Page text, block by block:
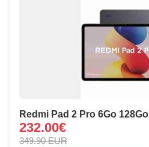
Redmi Pad 2 Pro 6Go 128Go
232.00€
349.90 EUR